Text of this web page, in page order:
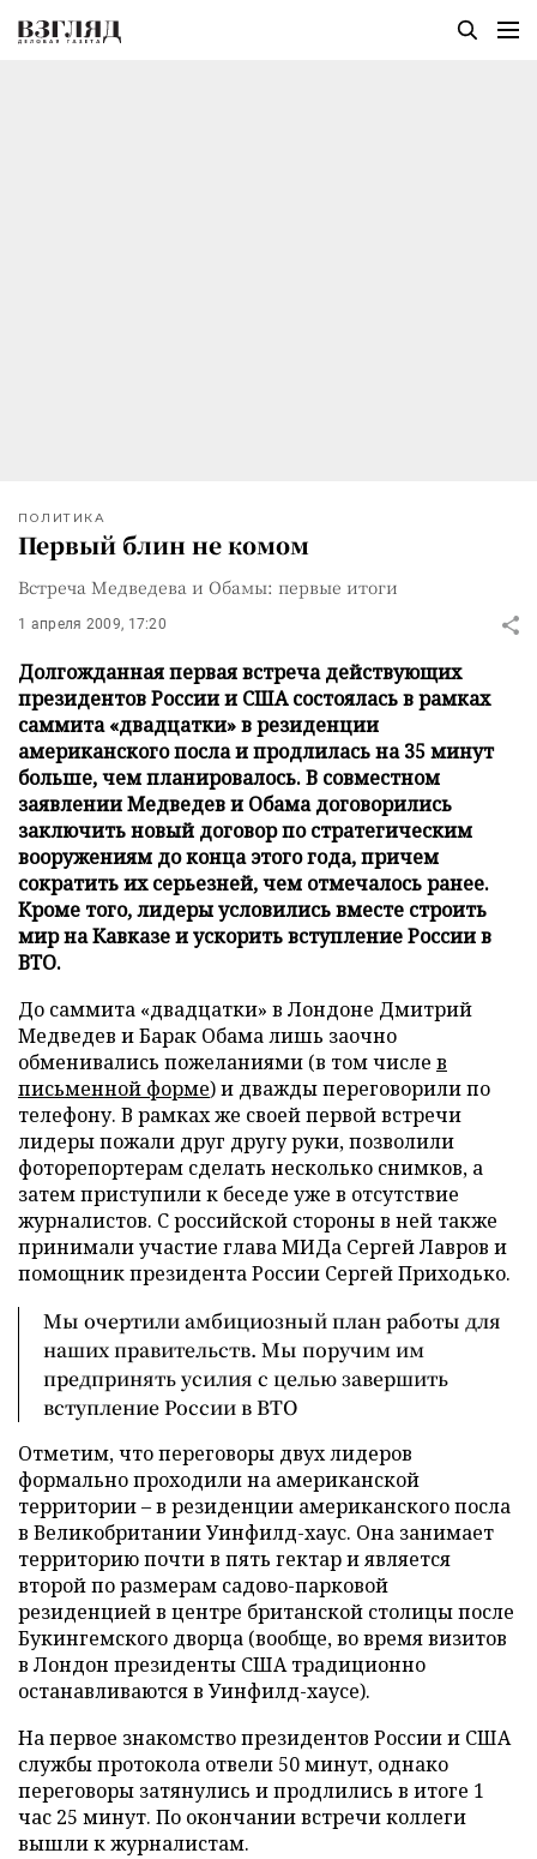
ПОЛИТИКА
Первый блин не комом
Встреча Медведева и Обамы: первые итоги
1 апреля 2009, 17:20
Долгожданная первая встреча действующих
президентов России и США состоялась в рамках
саммита «двадцатки» в резиденции
американского посла и продлилась на 35 минут
больше, чем планировалось. В совместном
заявлении Медведев и Обама договорились
заключить новый договор по стратегическим
вооружениям до конца этого года, причем
сократить их серьезней, чем отмечалось ранее.
Кроме того, лидеры условились вместе строить
мир на Кавказе и ускорить вступление России в
ВТО.
До саммита «двадцатки» в Лондоне Дмитрий
Медведев и Барак Обама лишь заочно
обменивались пожеланиями (в том числе в
письменной форме) и дважды переговорили по
телефону. В рамках же своей первой встречи
лидеры пожали друг другу руки, позволили
фоторепортерам сделать несколько снимков, а
затем приступили к беседе уже в отсутствие
журналистов. С российской стороны в ней также
принимали участие глава МИДа Сергей Лавров и
помощник президента России Сергей Приходько.
Мы очертили амбициозный план работы для
наших правительств. Мы поручим им
предпринять усилия с целью завершить
вступление России в ВТО
Отметим, что переговоры двух лидеров
формально проходили на американской
территории – в резиденции американского посла
в Великобритании Уинфилд-хаус. Она занимает
территорию почти в пять гектар и является
второй по размерам садово-парковой
резиденцией в центре британской столицы после
Букингемского дворца (вообще, во время визитов
в Лондон президенты США традиционно
останавливаются в Уинфилд-хаусе).
На первое знакомство президентов России и США
службы протокола отвели 50 минут, однако
переговоры затянулись и продлились в итоге 1
час 25 минут. По окончании встречи коллеги
вышли к журналистам.